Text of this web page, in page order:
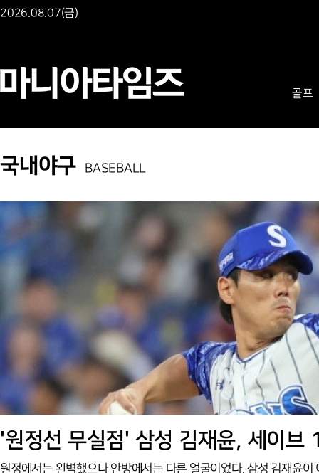
2026.08.07(금)
골프
국내야구 BASEBALL
'원정선 무실점' 삼성 김재윤, 세이브